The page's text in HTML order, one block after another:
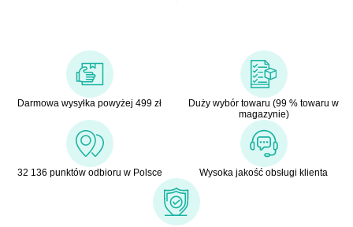
Darmowa wysyłka powyżej 499 zł
Duży wybór towaru (99 % towaru w
magazynie)
32 136 punktów odbioru w Polsce Wysoka jakość obsługi klienta